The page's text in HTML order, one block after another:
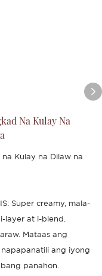
Na Kulay Na
Kulay na Dilaw na
Super creamy, mala-
layer at i-blend.
Mataas ang
ang iyong
panahon.